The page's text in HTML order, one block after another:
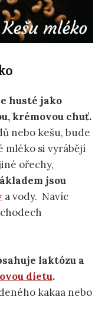
husté jako
krémovou chuť.
nebo kešu, bude
mléko si vyrábějí
ořechy,
jsou
a vody. Navíc
laktózu a
dietu.
kakaa nebo